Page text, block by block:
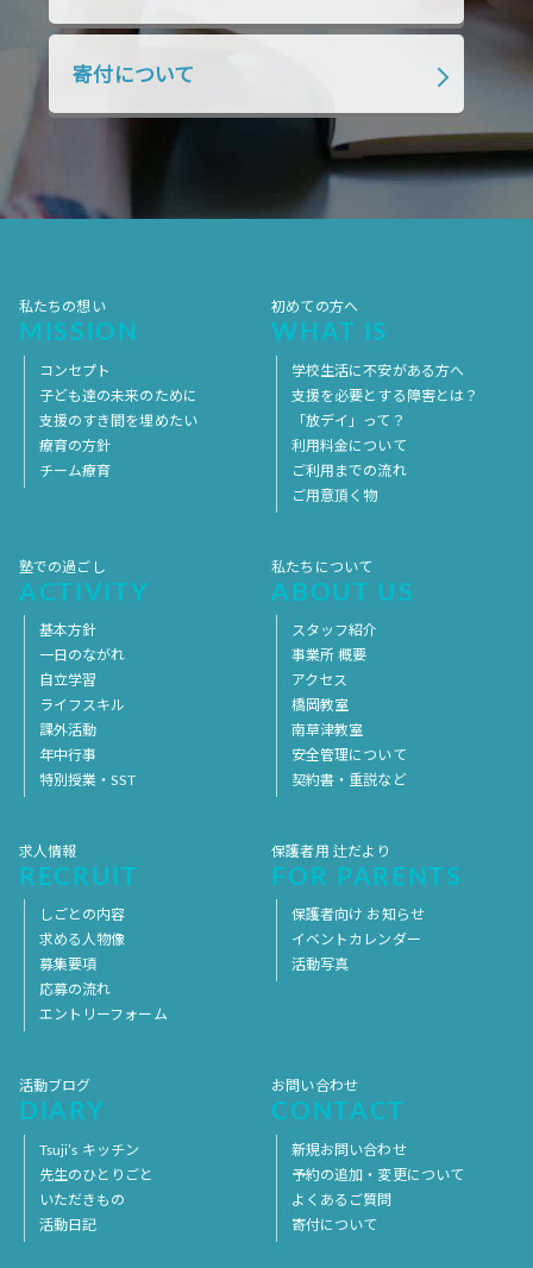
2018年4月 2018年3月 2018年2月
2018年1月 2017年12月
2017年10月 2017年9月 2017年8月
2017年5月
2017年4月
寄付について
私たちの想い
MISSION
コンセプト
子ども達の未来のために
支援のすき間を埋めたい
療育の方針
チーム療育
初めての方へ
WHAT IS
学校生活に不安がある方へ
支援を必要とする障害とは？
「放デイ」って？
利用料金について
ご利用までの流れ
ご用意頂く物
塾での過ごし
ACTIVITY
基本方針
一日のながれ
自立学習
ライフスキル
課外活動
年中行事
特別授業・SST
私たちについて
ABOUT US
スタッフ紹介
事業所 概要
アクセス
橋岡教室
南草津教室
安全管理について
契約書・重説など
求人情報
RECRUIT
しごとの内容
求める人物像
募集要項
応募の流れ
エントリーフォーム
保護者用 辻だより
FOR PARENTS
保護者向け お知らせ
イベントカレンダー
活動写真
活動ブログ
DIARY
Tsuji’s キッチン
先生のひとりごと
いただきもの
活動日記
お問い合わせ
CONTACT
新規お問い合わせ
予約の追加・変更について
よくあるご質問
寄付について